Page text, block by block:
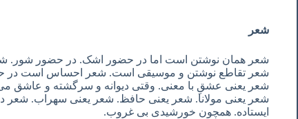
شعر
شعر همان نوشتن است اما در حضور اشک. در حضور شور.
شعر تقاطع نوشتن و موسیقی است. شعر احساس است در
شعر یعنی عشقِ با معنی. وقتی دیوانه و سرگشته و عاشق
شعر یعنی مولانا. شعر یعنی حافظ. شعر یعنی سهراب. شعر
ایستاده. همچون خورشیدی بی غروب.